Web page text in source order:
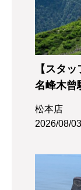
【スタ
名峰木曾
松本店
2026/08/